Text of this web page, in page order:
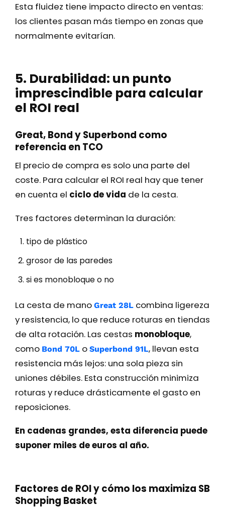
Esta fluidez tiene impacto directo en ventas:
los clientes pasan más tiempo en zonas que
normalmente evitarían.
5. Durabilidad: un punto
imprescindible para calcular
el ROI real
Great, Bond y Superbond como
referencia en TCO
El precio de compra es solo una parte del
coste. Para calcular el ROI real hay que tener
en cuenta el ciclo de vida de la cesta.
Tres factores determinan la duración:
tipo de plástico
grosor de las paredes
si es monobloque o no
La cesta de mano Great 28L combina ligereza
y resistencia, lo que reduce roturas en tiendas
de alta rotación. Las cestas monobloque,
como Bond 70L o Superbond 91L, llevan esta
resistencia más lejos: una sola pieza sin
uniones débiles. Esta construcción minimiza
roturas y reduce drásticamente el gasto en
reposiciones.
En cadenas grandes, esta diferencia puede
suponer miles de euros al año.
Factores de ROI y cómo los maximiza SB
Shopping Basket